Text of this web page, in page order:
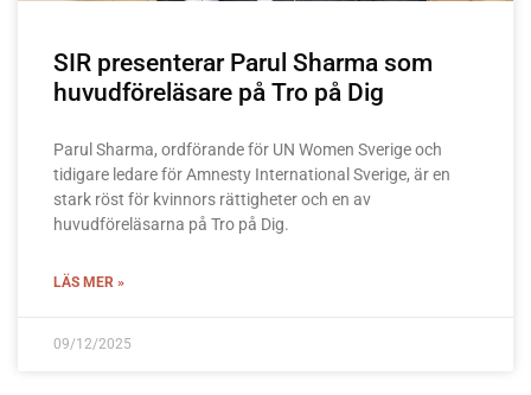
SIR presenterar Parul Sharma som
huvudföreläsare på Tro på Dig
Parul Sharma, ordförande för UN Women Sverige och
tidigare ledare för Amnesty International Sverige, är en
stark röst för kvinnors rättigheter och en av
huvudföreläsarna på Tro på Dig.
LÄS MER »
09/12/2025